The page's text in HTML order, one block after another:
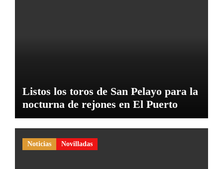
Listos los toros de San Pelayo para la
nocturna de rejones en El Puerto
Noticias Novilladas